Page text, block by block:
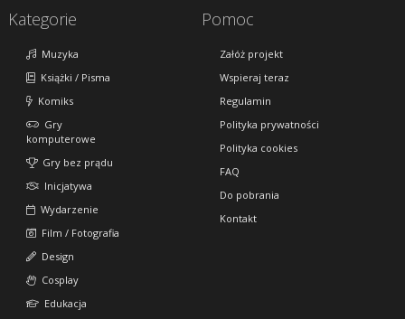
Kategorie
Muzyka
Książki / Pisma
Komiks
Gry
komputerowe
Gry bez prądu
Inicjatywa
Wydarzenie
Film / Fotografia
Design
Cosplay
Edukacja
Pomoc
Załóż projekt
Wspieraj teraz
Regulamin
Polityka prywatności
Polityka cookies
FAQ
Do pobrania
Kontakt